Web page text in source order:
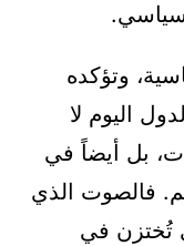
وتؤكده
اليوم لا
بل أيضاً في
فالصوت الذي
تُختزن في